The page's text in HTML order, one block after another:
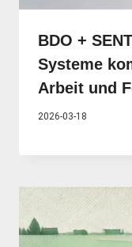
BDO +
Systeme
Arbeit und
2026-03-18